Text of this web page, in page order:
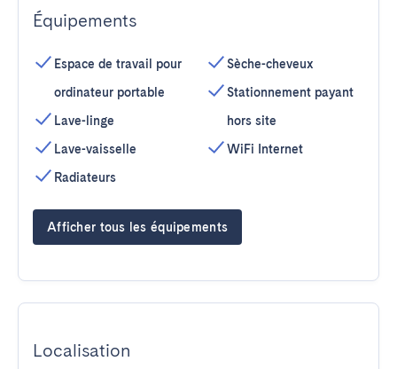
Équipements
Espace de travail pour
ordinateur portable
Lave-linge
Lave-vaisselle
Radiateurs
Sèche-cheveux
Stationnement payant
hors site
WiFi Internet
Afficher tous les équipements
Localisation